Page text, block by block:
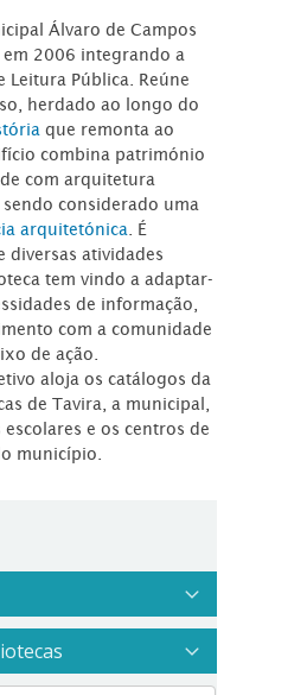
Álvaro de Campos
2006 integrando a
Leitura Pública. Reúne
herdado ao longo do
que remonta ao
combina património
com arquitetura
considerado uma
arquitetónica . É
diversas atividades
tem vindo a adaptar-
de informação,
com a comunidade
de ação.
aloja os catálogos da
de Tavira, a municipal,
e os centros de
município.